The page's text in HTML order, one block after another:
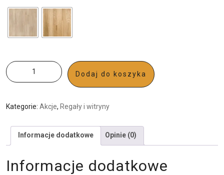
Dodaj do koszyka
Kategorie: Akcje, Regały i witryny
Informacje dodatkowe Opinie (0)
Informacje dodatkowe